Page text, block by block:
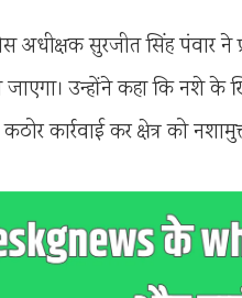
अधीक्षक सुरजीत सिंह पंवार ने
उन्होंने कहा कि नशे के
कार्रवाई कर क्षेत्र को